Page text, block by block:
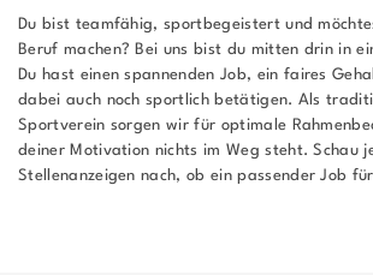
Du bist teamfähig, sportbegeistert und
Beruf machen? Bei uns bist du mitten drin in
Du hast einen spannenden Job, ein faires
dabei auch noch sportlich betätigen. Als
Sportverein sorgen wir für optimale
deiner Motivation nichts im Weg steht. Schau
Stellenanzeigen nach, ob ein passender Job